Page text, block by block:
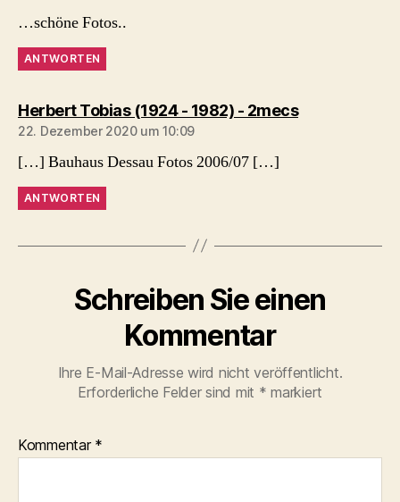
…schöne Fotos..
ANTWORTEN
Herbert Tobias (1924 - 1982) - 2mecssagt:
22. Dezember 2020 um 10:09
[…] Bauhaus Dessau Fotos 2006/07 […]
ANTWORTEN
Schreiben Sie einen
Kommentar
Ihre E-Mail-Adresse wird nicht veröffentlicht.
Erforderliche Felder sind mit * markiert
Kommentar *